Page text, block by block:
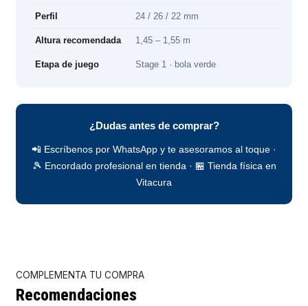
Perfil 24 / 26 / 22 mm
Altura recomendada 1,45 – 1,55 m
Etapa de juego Stage 1 · bola verde
¿Dudas antes de comprar?
📲 Escríbenos por WhatsApp y te asesoramos al toque ·
🎾 Encordado profesional en tienda · 🏪 Tienda física en
Vitacura
COMPLEMENTA TU COMPRA
Recomendaciones